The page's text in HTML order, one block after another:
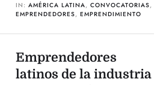
IN:AMÉRICA LATINA,CONVOCATORIAS,
EMPRENDEDORES,EMPRENDIMIENTO
Emprendedores
latinos de la industria